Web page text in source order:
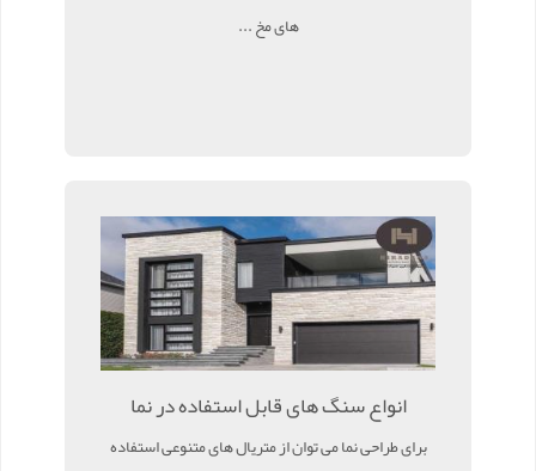
های مخ ...
انواع سنگ های قابل استفاده در نما
برای طراحی نما می توان از متریال های متنوعی استفاده